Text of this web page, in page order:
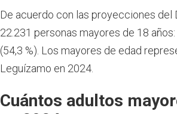
De acuerdo con las proyecciones del
22.231 personas mayores de 18
(54,3 %). Los mayores de edad
Leguízamo en 2024.
Cuántos adultos